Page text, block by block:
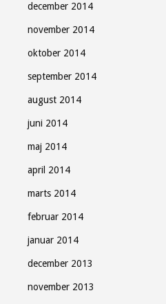
december 2014
november 2014
oktober 2014
september 2014
august 2014
juni 2014
maj 2014
april 2014
marts 2014
februar 2014
januar 2014
december 2013
november 2013